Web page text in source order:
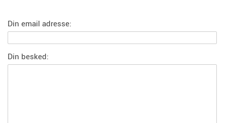
Din email adresse:
Din besked: